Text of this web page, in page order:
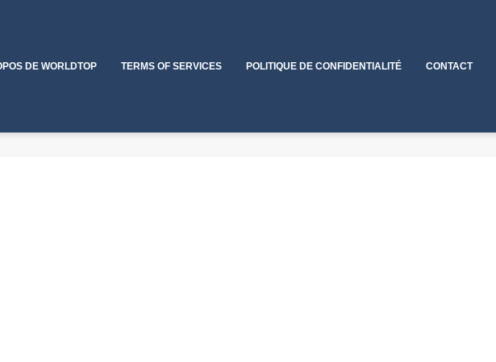
DE WORLDTOP TERMS OF SERVICES POLITIQUE DE CONFIDENTIALITÉ CONTACT